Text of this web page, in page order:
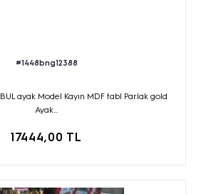
#1448bng12388
ayak Model Kayın MDF tabl Parlak gold
Ayak...
17444,00 TL